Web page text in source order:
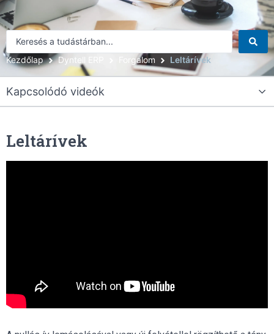
Kezdőlap Dyntell ERP Forgalom Leltárívek
Kapcsolódó videók
Leltárívek